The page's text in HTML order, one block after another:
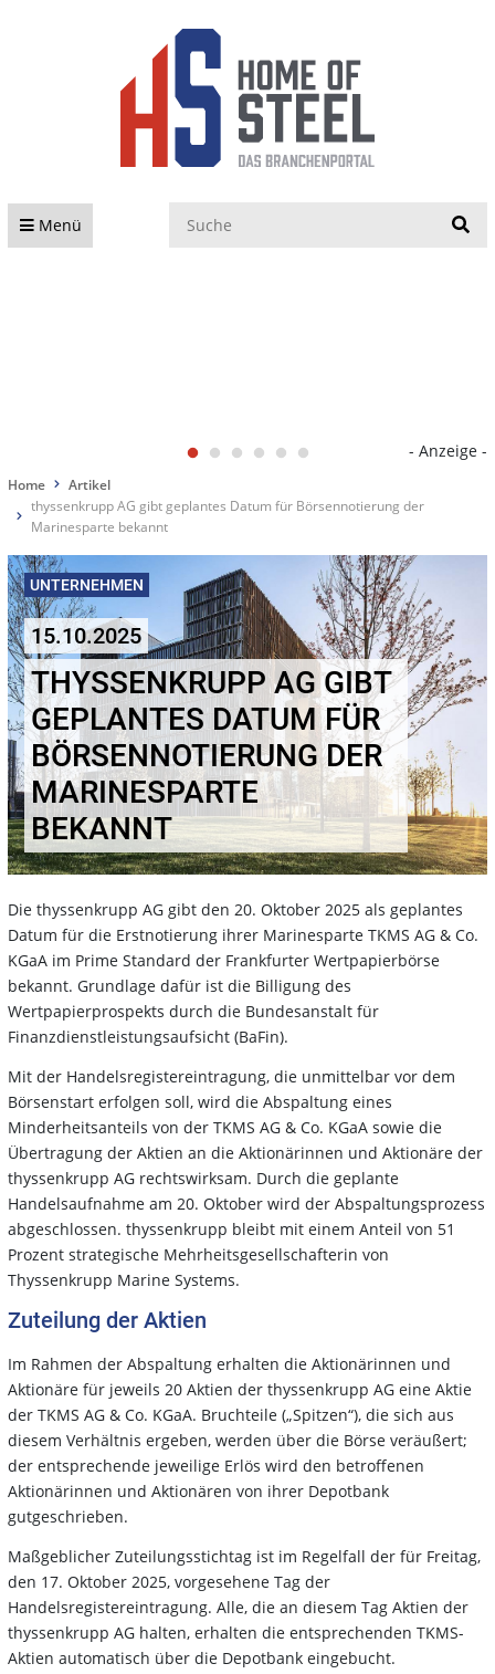
Menü
- Anzeige -
Home
Artikel
thyssenkrupp AG gibt geplantes Datum für Börsennotierung der
Marinesparte bekannt
UNTERNEHMEN
15.10.2025
THYSSENKRUPP AG GIBT
GEPLANTES DATUM FÜR
BÖRSENNOTIERUNG DER
MARINESPARTE
BEKANNT
Die thyssenkrupp AG gibt den 20. Oktober 2025 als geplantes
Datum für die Erstnotierung ihrer Marinesparte TKMS AG & Co.
KGaA im Prime Standard der Frankfurter Wertpapierbörse
bekannt. Grundlage dafür ist die Billigung des
Wertpapierprospekts durch die Bundesanstalt für
Finanzdienstleistungsaufsicht (BaFin).
Mit der Handelsregistereintragung, die unmittelbar vor dem
Börsenstart erfolgen soll, wird die Abspaltung eines
Minderheitsanteils von der TKMS AG & Co. KGaA sowie die
Übertragung der Aktien an die Aktionärinnen und Aktionäre der
thyssenkrupp AG rechtswirksam. Durch die geplante
Handelsaufnahme am 20. Oktober wird der Abspaltungsprozess
abgeschlossen. thyssenkrupp bleibt mit einem Anteil von 51
Prozent strategische Mehrheitsgesellschafterin von
Thyssenkrupp Marine Systems.
Zuteilung der Aktien
Im Rahmen der Abspaltung erhalten die Aktionärinnen und
Aktionäre für jeweils 20 Aktien der thyssenkrupp AG eine Aktie
der TKMS AG & Co. KGaA. Bruchteile („Spitzen“), die sich aus
diesem Verhältnis ergeben, werden über die Börse veräußert;
der entsprechende jeweilige Erlös wird den betroffenen
Aktionärinnen und Aktionären von ihrer Depotbank
gutgeschrieben.
Maßgeblicher Zuteilungsstichtag ist im Regelfall der für Freitag,
den 17. Oktober 2025, vorgesehene Tag der
Handelsregistereintragung. Alle, die an diesem Tag Aktien der
thyssenkrupp AG halten, erhalten die entsprechenden TKMS-
Aktien automatisch über die Depotbank eingebucht.